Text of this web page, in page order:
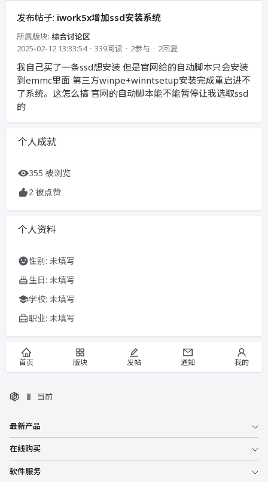
发布帖子: iwork5x增加ssd安装系统
所属版块: 综合讨论区
2025-02-12 13:33:54
339阅读 2参与 2回复
我自己买了一条ssd想安装 但是官网给的自动脚本只会安装
到emmc里面 第三方winpe+winntsetup安装完成重启进不
了系统。这怎么搞 官网的自动脚本能不能暂停让我选取ssd
的
个人成就
355 被浏览
2 被点赞
个人资料
性别: 未填写
生日: 未填写
学校: 未填写
职业: 未填写
首页 版块 发帖 通知 我的
当前
最新产品
在线购买
软件服务